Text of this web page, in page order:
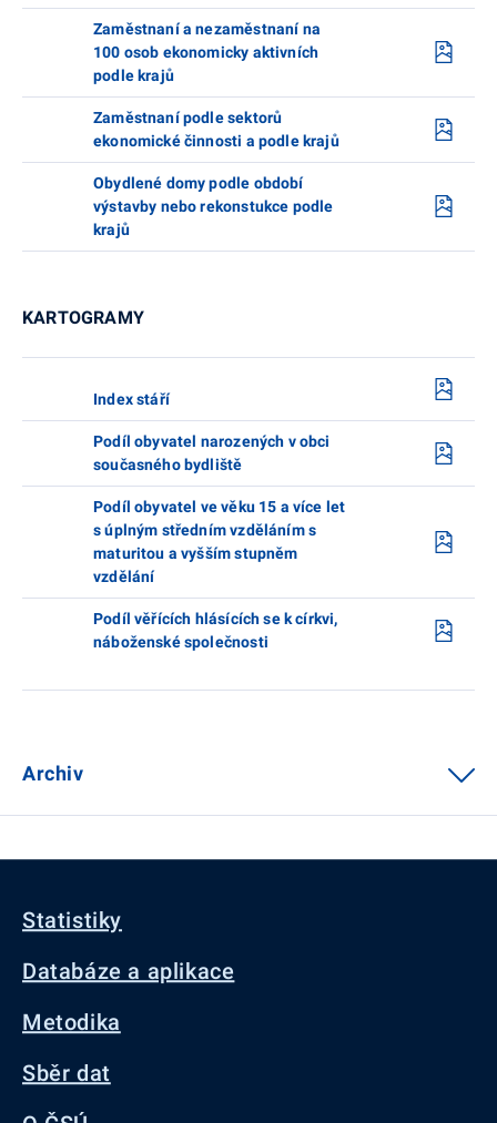
Zaměstnaní a nezaměstnaní na
100 osob ekonomicky aktivních
podle krajů
Zaměstnaní podle sektorů
ekonomické činnosti a podle krajů
Obydlené domy podle období
výstavby nebo rekonstukce podle
krajů
KARTOGRAMY
Index stáří
Podíl obyvatel narozených v obci
současného bydliště
Podíl obyvatel ve věku 15 a více let
s úplným středním vzděláním s
maturitou a vyšším stupněm
vzdělání
Podíl věřících hlásících se k církvi,
náboženské společnosti
Archiv
Statistiky
Databáze a aplikace
Metodika
Sběr dat